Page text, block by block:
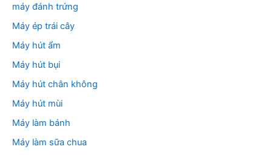
máy đánh trứng
Máy ép trái cây
Máy hút ẩm
Máy hút bụi
Máy hút chân không
Máy hút mùi
Máy làm bánh
Máy làm sữa chua